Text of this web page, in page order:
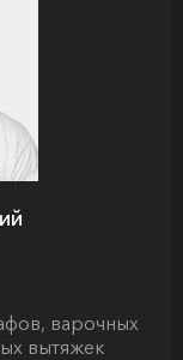
варочных
вытяжек